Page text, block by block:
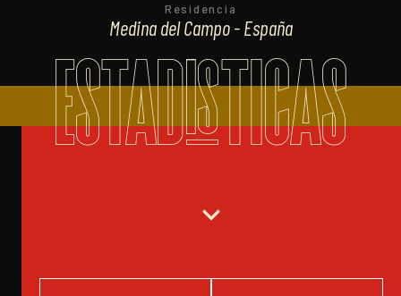
Residencia
Medina del Campo - España
ESTADISTICAS
expand_more